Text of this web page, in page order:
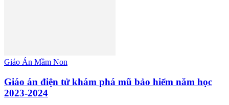
Giáo Án Mầm Non
Giáo án điện tử khám phá mũ bảo hiểm năm học
2023-2024